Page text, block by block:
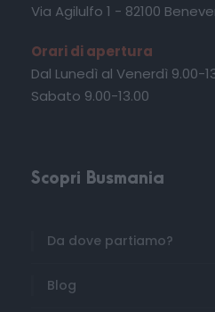
Via Agilulfo 1 - 82100
Orari di apertura
Dal Lunedì al Venerdì 9.00-
Sabato 9.00-13.00
Scopri Busmania
Da dove partiamo?
Blog